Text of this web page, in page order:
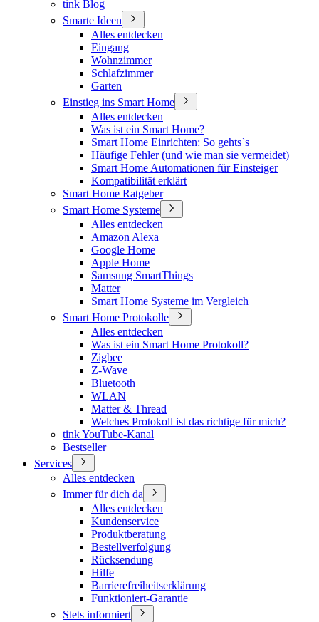
tink Blog
Smarte Ideen
Alles entdecken
Eingang
Wohnzimmer
Schlafzimmer
Garten
Einstieg ins Smart Home
Alles entdecken
Was ist ein Smart Home?
Smart Home Einrichten: So gehts`s
Häufige Fehler (und wie man sie vermeidet)
Smart Home Automationen für Einsteiger
Kompatibilität erklärt
Smart Home Ratgeber
Smart Home Systeme
Alles entdecken
Amazon Alexa
Google Home
Apple Home
Samsung SmartThings
Matter
Smart Home Systeme im Vergleich
Smart Home Protokolle
Alles entdecken
Was ist ein Smart Home Protokoll?
Zigbee
Z-Wave
Bluetooth
WLAN
Matter & Thread
Welches Protokoll ist das richtige für mich?
tink YouTube-Kanal
Bestseller
Services
Alles entdecken
Immer für dich da
Alles entdecken
Kundenservice
Produktberatung
Bestellverfolgung
Rücksendung
Hilfe
Barrierefreiheitserklärung
Funktioniert-Garantie
Stets informiert